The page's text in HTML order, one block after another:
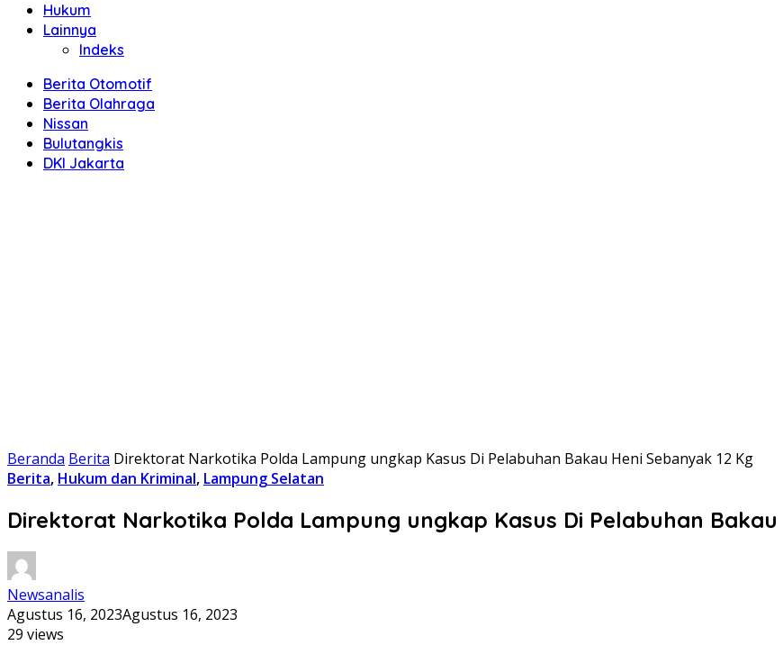
Hukum
Lainnya
Indeks
Berita Otomotif
Berita Olahraga
Nissan
Bulutangkis
DKI Jakarta
Beranda Berita Direktorat Narkotika Polda Lampung ungkap Kasus Di Pelabuhan Bakau Heni Sebanyak 12 Kg
Berita, Hukum dan Kriminal, Lampung Selatan
Direktorat Narkotika Polda Lampung ungkap Kasus Di Pelabuhan Bakau
Newsanalis
Agustus 16, 2023Agustus 16, 2023
29 views